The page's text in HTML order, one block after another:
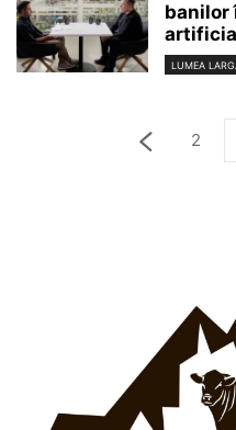
banilor
LUMEA
2